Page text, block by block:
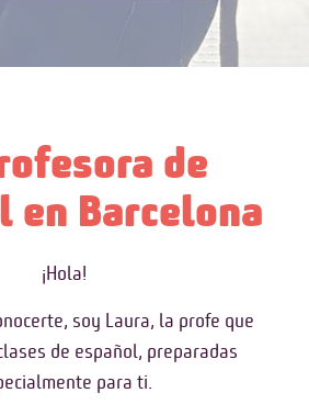
de
en Barcelona
¡Hola!
soy Laura, la profe que
de español, preparadas
para ti.